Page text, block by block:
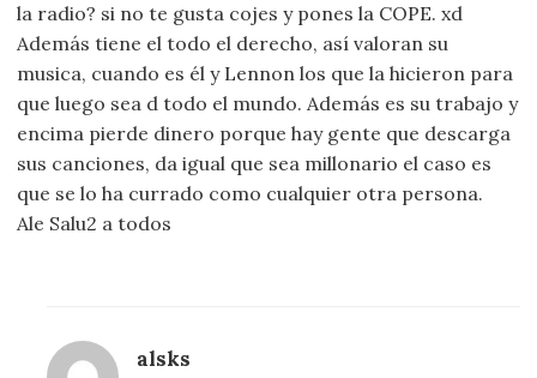
la radio? si no te gusta cojes y pones la COPE. xd
Además tiene el todo el derecho, así valoran su
musica, cuando es él y Lennon los que la hicieron para
que luego sea d todo el mundo. Además es su trabajo y
encima pierde dinero porque hay gente que descarga
sus canciones, da igual que sea millonario el caso es
que se lo ha currado como cualquier otra persona.
Ale Salu2 a todos
alsks